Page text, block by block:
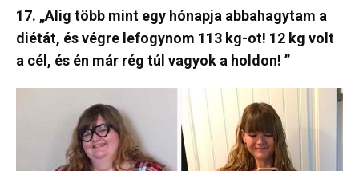
17. „Alig több mint egy hónapja abbahagytam a
diétát, és végre lefogynom 113 kg-ot! 12 kg volt
a cél, és én már rég túl vagyok a holdon! ”